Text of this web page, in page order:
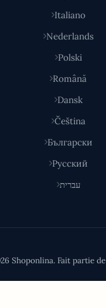
Italiano
Nederlands
Polski
Română
Dansk
Čeština
Български
Русский
עברית
Shoponlina. Fait partie de